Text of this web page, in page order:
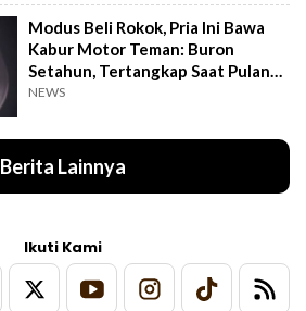
Modus Beli Rokok, Pria Ini Bawa
Kabur Motor Teman: Buron
Setahun, Tertangkap Saat Pulang
Kampung
NEWS
Berita Lainnya
Ikuti Kami